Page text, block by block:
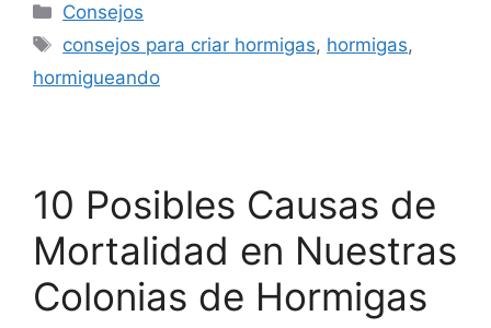
Consejos
consejos para criar hormigas, hormigas,
hormigueando
10 Posibles Causas de
Mortalidad en Nuestras
Colonias de Hormigas